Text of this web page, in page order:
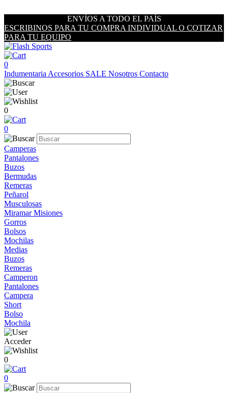
ENVÍOS A TODO EL PAÍS
ESCRIBINOS PARA TU COMPRA INDIVIDUAL O COTIZAR
PARA TU EQUIPO
0
Indumentaria Accesorios SALE Nosotros Contacto
0
0
Camperas
Pantalones
Buzos
Bermudas
Remeras
Peñarol
Musculosas
Miramar Misiones
Gorros
Bolsos
Mochilas
Medias
Buzos
Remeras
Camperon
Pantalones
Campera
Short
Bolso
Mochila
Acceder
0
0